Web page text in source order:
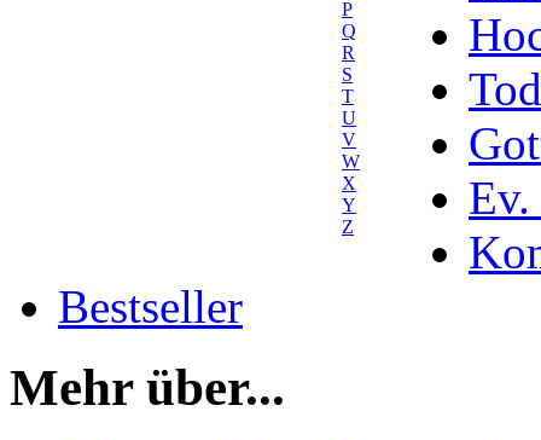
P
Q
R
S
T
U
V
W
X
Y
Z
Ev.
Bestseller
Mehr über...